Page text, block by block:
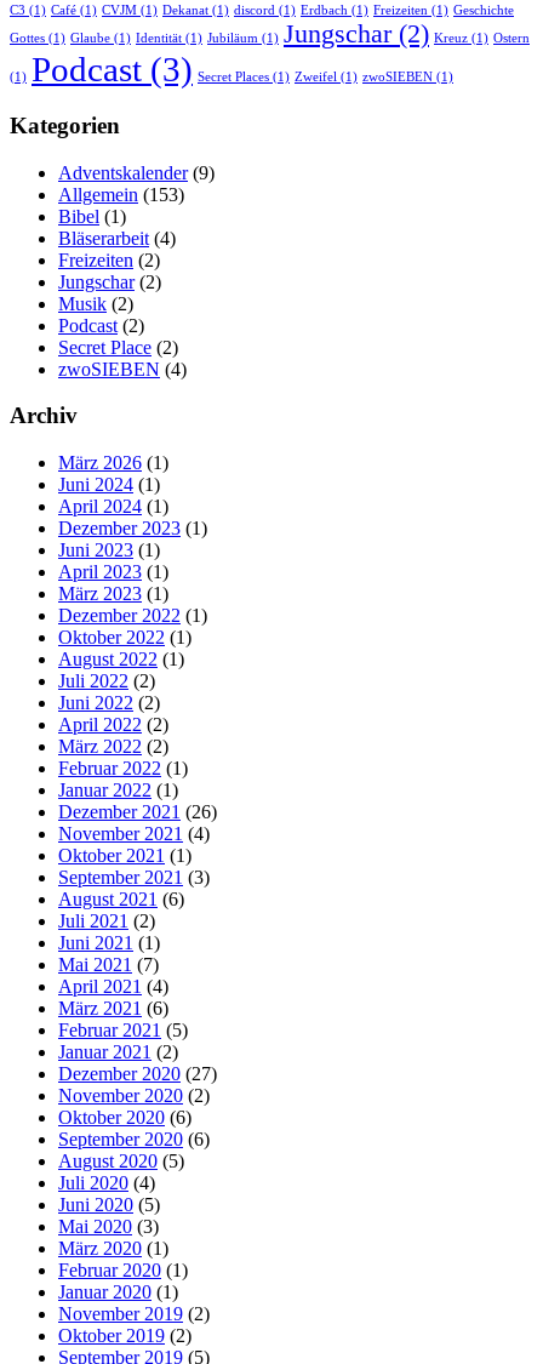
C3 (1) Café (1) CVJM (1) Dekanat (1) discord (1) Erdbach (1) Freizeiten (1) Geschichte
Gottes (1) Glaube (1) Identität (1) Jubiläum (1) Jungschar(2) Kreuz (1) Ostern
(1) Podcast (3) Secret Places (1) Zweifel (1) zwoSIEBEN (1)
Kategorien
Adventskalender(9)
Allgemein (153)
Bibel (1)
Bläserarbeit (4)
Freizeiten (2)
Jungschar(2)
Musik (2)
Podcast (2)
Secret Place (2)
zwoSIEBEN (4)
Archiv
März 2026 (1)
Juni 2024 (1)
April 2024 (1)
Dezember 2023 (1)
Juni 2023 (1)
April 2023 (1)
März 2023 (1)
Dezember 2022 (1)
Oktober 2022 (1)
August 2022 (1)
Juli 2022 (2)
Juni 2022 (2)
April 2022 (2)
März 2022 (2)
Februar 2022 (1)
Januar 2022 (1)
Dezember 2021 (26)
November 2021 (4)
Oktober 2021 (1)
September 2021 (3)
August 2021 (6)
Juli 2021 (2)
Juni 2021 (1)
Mai 2021 (7)
April 2021 (4)
März 2021 (6)
Februar 2021 (5)
Januar 2021 (2)
Dezember 2020 (27)
November 2020 (2)
Oktober 2020 (6)
September 2020 (6)
August 2020 (5)
Juli 2020 (4)
Juni 2020 (5)
Mai 2020 (3)
März 2020 (1)
Februar 2020 (1)
Januar 2020 (1)
November 2019 (2)
Oktober 2019 (2)
September 2019 (5)